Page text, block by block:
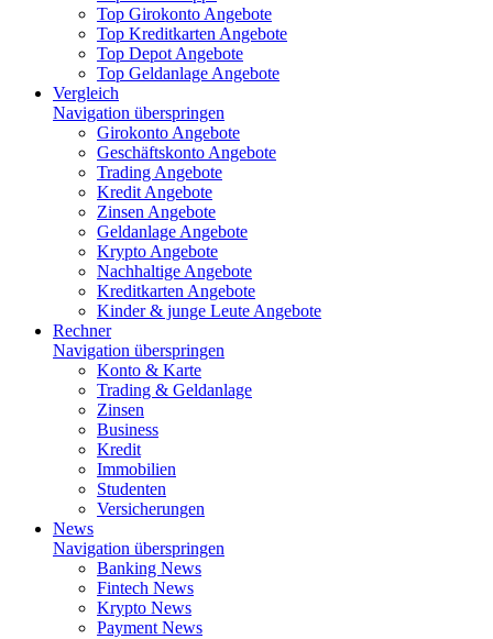
Top Girokonto Angebote
Top Kreditkarten Angebote
Top Depot Angebote
Top Geldanlage Angebote
Vergleich
Navigation überspringen
Girokonto Angebote
Geschäftskonto Angebote
Trading Angebote
Kredit Angebote
Zinsen Angebote
Geldanlage Angebote
Krypto Angebote
Nachhaltige Angebote
Kreditkarten Angebote
Kinder & junge Leute Angebote
Rechner
Navigation überspringen
Konto & Karte
Trading & Geldanlage
Zinsen
Business
Kredit
Immobilien
Studenten
Versicherungen
News
Navigation überspringen
Banking News
Fintech News
Krypto News
Payment News